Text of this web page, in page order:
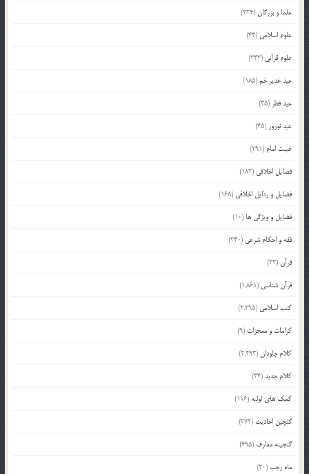
علما و بزرگان(224)
علوم اسلامی (43)
علوم قرآنی (343)
عید غدیر خم(185)
عید فطر (35)
عید نوروز (45)
غیبت امام (291)
فضایل اخلاقی (183)
فضایل و رذایل اخلاقی (168)
فضایل و ویژگی ها (10)
فقه و احکام شرعی (340)
قرآن(23)
قرآن شناسی (1,861)
کتب اسلامی (2,295)
کرامات و معجزات (9)
کلام جاودان(2,293)
کلام جدید(34)
کمک های اولیه (116)
گلچین احادیث (372)
گنجینه معارف (495)
ماه رجب(20)